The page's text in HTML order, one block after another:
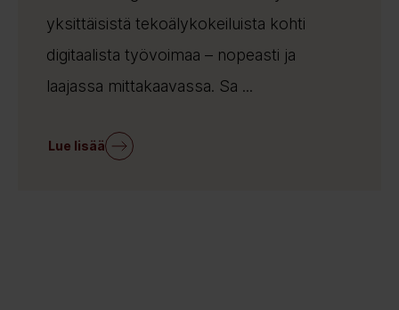
yksittäisistä tekoälykokeiluista kohti
digitaalista työvoimaa – nopeasti ja
laajassa mittakaavassa. Sa ...
Lue lisää